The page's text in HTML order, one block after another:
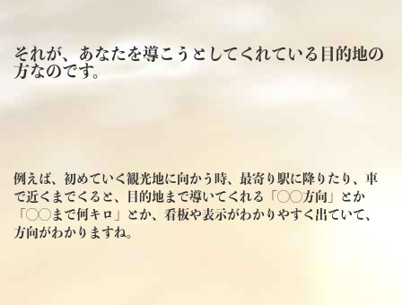
それが、あなたを導こうとしてくれている目的地の
方なのです。
例えば、初めていく観光地に向かう時、最寄り駅に降りたり、車
で近くまでくると、目的地まで導いてくれる「◯◯方向」とか
「◯◯まで何キロ」とか、看板や表示がわかりやすく出ていて、
方向がわかりますね。